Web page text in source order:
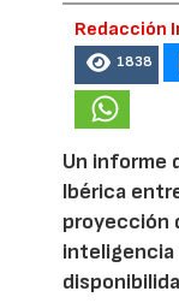
Redacción
1838
Un informe
Ibérica
proyección
inteligencia